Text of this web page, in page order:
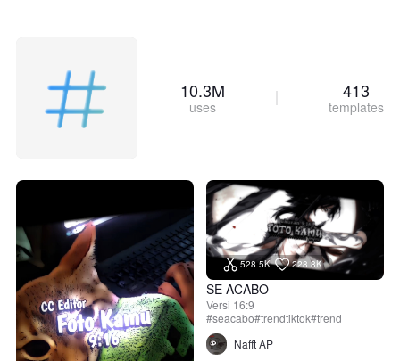
10.3M
uses
413
templates
528.5K 228.8K
SE ACABO
Versi 16:9
#seacabo#trendtiktok#trend
Nafft AP